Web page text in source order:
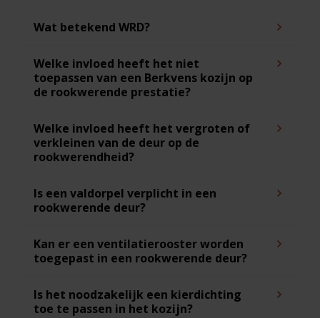
Wat betekend WRD?
Welke invloed heeft het niet
toepassen van een Berkvens kozijn op
de rookwerende prestatie?
Welke invloed heeft het vergroten of
verkleinen van de deur op de
rookwerendheid?
Is een valdorpel verplicht in een
rookwerende deur?
Kan er een ventilatierooster worden
toegepast in een rookwerende deur?
Is het noodzakelijk een kierdichting
toe te passen in het kozijn?